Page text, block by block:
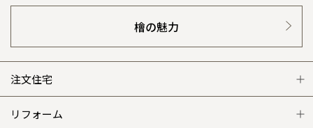
檜の魅力
注文住宅
注文住宅 トップ
リフォーム